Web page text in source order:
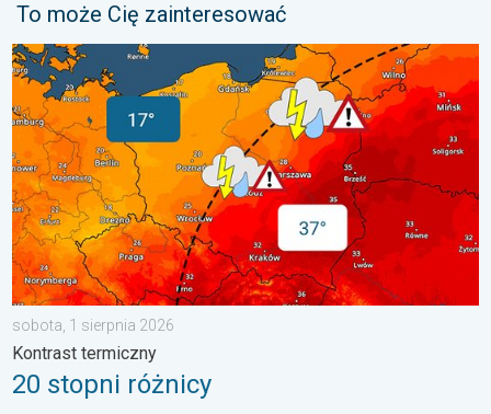
To może Cię zainteresować
20 stopni różnicy. Kontrast termiczny. . . sobota, 1 sierpnia
sobota, 1 sierpnia 2026
Kontrast termiczny
20 stopni różnicy